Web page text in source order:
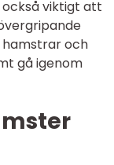
viktigt att
och
gå igenom